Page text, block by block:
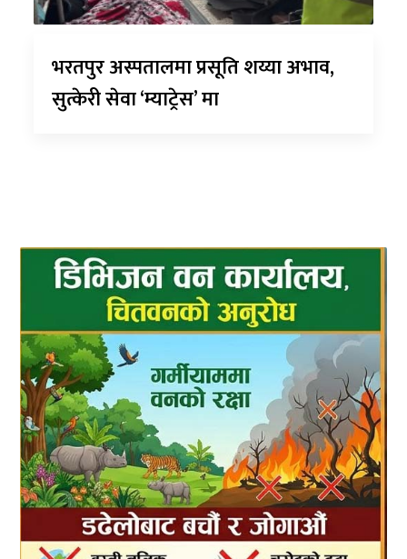
भरतपुर अस्पतालमा प्रसूति शय्या अभाव,
सुत्केरी सेवा ‘म्याट्रेस’ मा